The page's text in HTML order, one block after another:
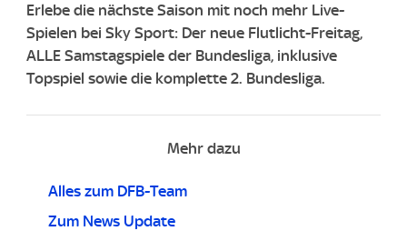
Erlebe die nächste Saison mit noch mehr Live-
Spielen bei Sky Sport: Der neue Flutlicht-Freitag,
ALLE Samstagspiele der Bundesliga, inklusive
Topspiel sowie die komplette 2. Bundesliga.
Mehr dazu
Alles zum DFB-Team
Zum News Update